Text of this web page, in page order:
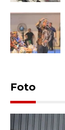
Foto